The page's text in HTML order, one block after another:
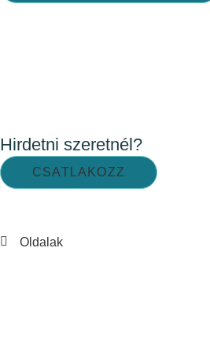
Hirdetni szeretnél?
CSATLAKOZZ
Oldalak